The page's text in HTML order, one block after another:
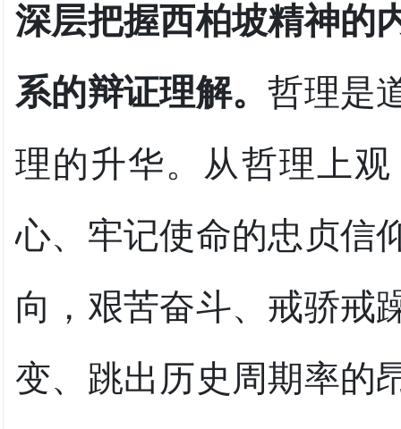
深层把握西柏坡精神的
系的辩证理解。哲理是
理的升华。从哲理上
心、牢记使命的忠贞信
向，艰苦奋斗、戒骄戒
变、跳出历史周期率的